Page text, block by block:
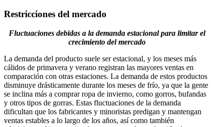
Restricciones del mercado
Fluctuaciones debidas a la demanda estacional para limitar el
crecimiento del mercado
La demanda del producto suele ser estacional, y los meses más
cálidos de primavera y verano registran las mayores ventas en
comparación con otras estaciones. La demanda de estos productos
disminuye drásticamente durante los meses de frío, ya que la gente
se inclina más a comprar ropa de invierno, como gorros, bufandas
y otros tipos de gorras. Estas fluctuaciones de la demanda
dificultan que los fabricantes y minoristas predigan y mantengan
ventas estables a lo largo de los años, así como también